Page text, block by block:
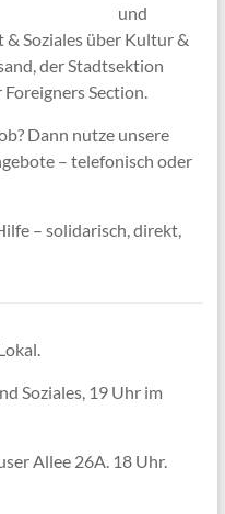
und
Soziales über Kultur &
der Stadtsektion
Section.
Dann nutze unsere
– telefonisch oder
– solidarisch, direkt,
Soziales, 19 Uhr im
Allee 26A. 18 Uhr.